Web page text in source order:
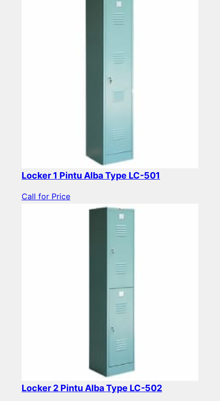
Locker 1 Pintu Alba Type LC-501
Call for Price
Locker 2 Pintu Alba Type LC-502